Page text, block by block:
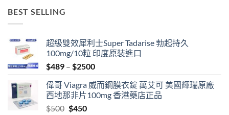
BEST SELLING
超級雙效犀利士Super Tadarise 勃起持久
100mg/10粒 印度原裝進口
$489 – $2500Price
$489
through
偉哥 Viagra 威而鋼膜衣錠 萬艾可 美國輝瑞原廠
西地那非片100mg 香港藥店正品
$500 Original
$450Current